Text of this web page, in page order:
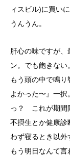
ィスビル)に買い
うんうん。
肝心の味ですが
ン。でも飽きない。
もう頭の中で鳴
よかった〜』一択
っ？ これが期間
不摂生とか健康診
わず寝るとき以外
もう明日なんて